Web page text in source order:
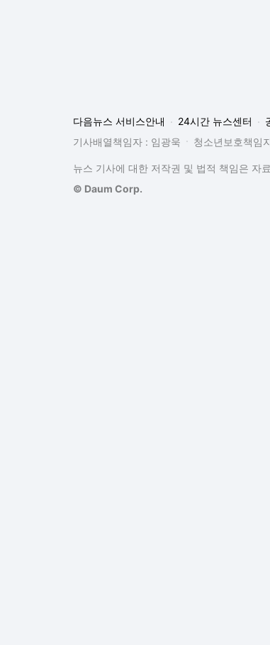
다음뉴스 서비스안내 24시간 뉴스센터
기사배열책임자 : 임광욱
청소년보호책임
뉴스 기사에 대한 저작권 및 법적 책임은 자
© Daum Corp.